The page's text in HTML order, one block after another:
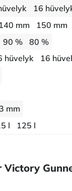
16
140 mm
150 mm
90 %
80 %
hüvelyk
16
mm
l 125 l